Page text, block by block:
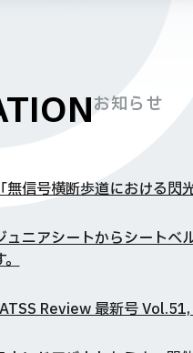
お知らせ
無信号横断歩道における閃
ュニアシートからシートベ
。
Review 最新号